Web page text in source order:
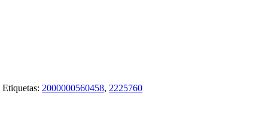
Etiquetas: 2000000560458, 2225760